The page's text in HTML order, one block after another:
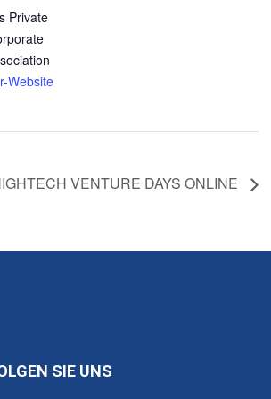
Private
Website
VENTURE DAYS ONLINE
SIE UNS